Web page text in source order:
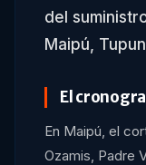
del
Maipú,
El
En Maipú, el
Ozamis, Padre